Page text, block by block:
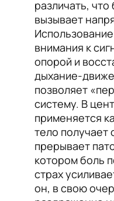
различать,
вызывает
внимания к
опорой и
дыхание-
позволяет
систему. В
применяется
тело получает
прерывает
котором боль
страх
он, в свою